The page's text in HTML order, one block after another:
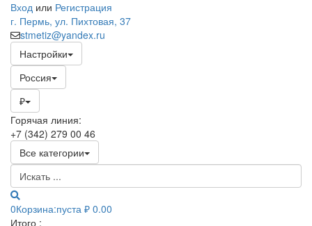
Вход или Регистрация
г. Пермь, ул. Пихтовая, 37
stmetiz@yandex.ru
Настройки
Россия
₽
Горячая линия:
+7 (342) 279 00 46
Все категории
0Корзина:пуста ₽ 0.00
Итого :